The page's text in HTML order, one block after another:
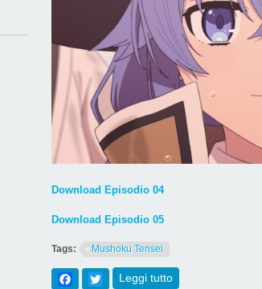
Download Episodio 04
Download Episodio 05
Tags: Mushoku Tensei
Facebook
Twitter
Leggi tutto